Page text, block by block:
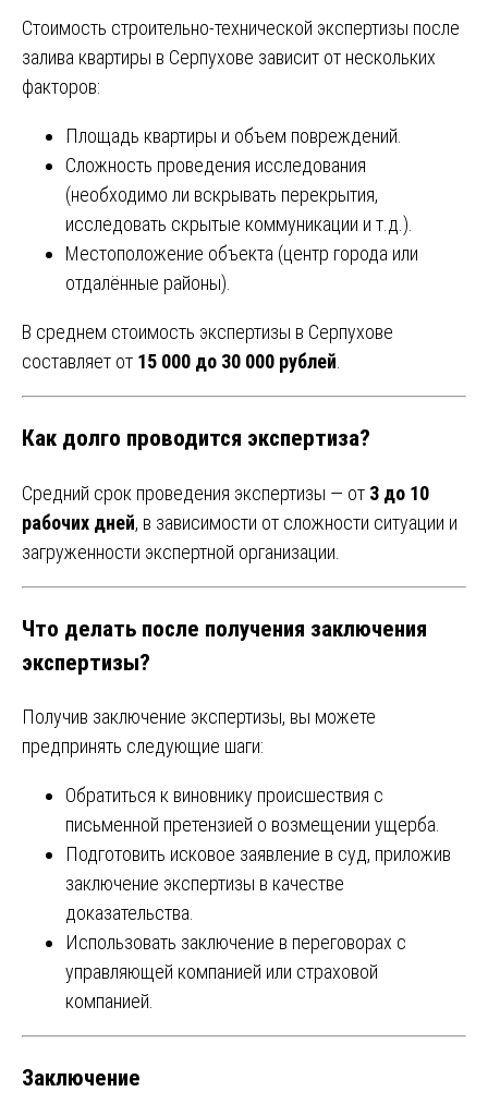
Стоимость строительно-технической экспертизы после
залива квартиры в Серпухове зависит от нескольких
факторов:
Площадь квартиры и объем повреждений.
Сложность проведения исследования
(необходимо ли вскрывать перекрытия,
исследовать скрытые коммуникации и т.д.).
Местоположение объекта (центр города или
отдалённые районы).
В среднем стоимость экспертизы в Серпухове
составляет от 15 000 до 30 000 рублей.
Как долго проводится экспертиза?
Средний срок проведения экспертизы — от 3 до 10
рабочих дней, в зависимости от сложности ситуации и
загруженности экспертной организации.
Что делать после получения заключения
экспертизы?
Получив заключение экспертизы, вы можете
предпринять следующие шаги:
Обратиться к виновнику происшествия с
письменной претензией о возмещении ущерба.
Подготовить исковое заявление в суд, приложив
заключение экспертизы в качестве
доказательства.
Использовать заключение в переговорах с
управляющей компанией или страховой
компанией.
Заключение